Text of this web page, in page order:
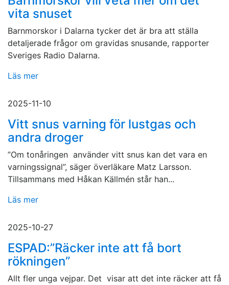
vita snuset
Barnmorskor i Dalarna tycker det är bra att ställa
detaljerade frågor om gravidas snusande, rapporter
Sveriges Radio Dalarna.
Läs mer
2025-11-10
Vitt snus varning för lustgas och
andra droger
”Om tonåringen använder vitt snus kan det vara en
varningssignal”, säger överläkare Matz Larsson.
Tillsammans med Håkan Källmén står han...
Läs mer
2025-10-27
ESPAD:”Räcker inte att få bort
rökningen”
Allt fler unga vejpar. Det visar att det inte räcker att få